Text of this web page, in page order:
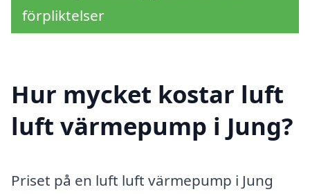
förpliktelser
Hur mycket kostar luft
luft värmepump i Jung?
Priset på en luft luft värmepump i Jung